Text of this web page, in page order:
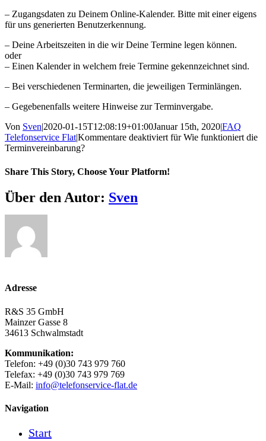
– Zugangsdaten zu Deinem Online-Kalender. Bitte mit einer eigens
für uns generierten Benutzerkennung.
– Deine Arbeitszeiten in die wir Deine Termine legen können.
oder
– Einen Kalender in welchem freie Termine gekennzeichnet sind.
– Bei verschiedenen Terminarten, die jeweiligen Terminlängen.
– Gegebenenfalls weitere Hinweise zur Terminvergabe.
Von Sven|2020-01-15T12:08:19+01:00Januar 15th, 2020|FAQ
Telefonservice Flat|Kommentare deaktiviertfür Wie funktioniert die
Terminvereinbarung?
Share This Story, Choose Your Platform!
Über den Autor: Sven
Adresse
R&S 35 GmbH
Mainzer Gasse 8
34613 Schwalmstadt
Kommunikation:
Telefon: +49 (0)30 743 979 760
Telefax: +49 (0)30 743 979 769
E-Mail: info@telefonservice-flat.de
Navigation
Start